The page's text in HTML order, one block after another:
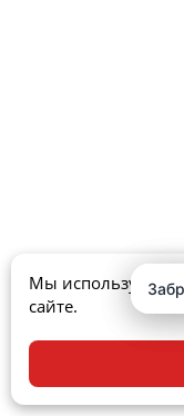
Мы используем
сайте.